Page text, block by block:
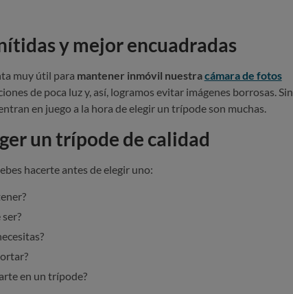
y mejor encuadradas
muy útil para mantener inmóvil nuestracámara de fotos
de poca luz y, así, logramos evitar imágenes borrosas. Sin
en juego a la hora de elegir un trípode son muchas.
un trípode de calidad
hacerte antes de elegir uno:
en un trípode?